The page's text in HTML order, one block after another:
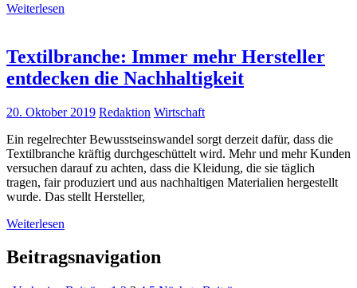
Weiterlesen
Textilbranche: Immer mehr Hersteller
entdecken die Nachhaltigkeit
20. Oktober 2019 Redaktion Wirtschaft
Ein regelrechter Bewusstseinswandel sorgt derzeit dafür, dass die
Textilbranche kräftig durchgeschüttelt wird. Mehr und mehr Kunden
versuchen darauf zu achten, dass die Kleidung, die sie täglich
tragen, fair produziert und aus nachhaltigen Materialien hergestellt
wurde. Das stellt Hersteller,
Weiterlesen
Beitragsnavigation